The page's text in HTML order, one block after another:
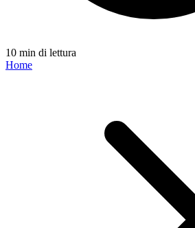
10 min di lettura
Home